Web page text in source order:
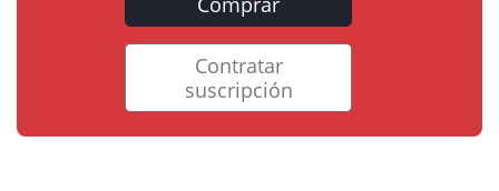
Contratar
suscripción